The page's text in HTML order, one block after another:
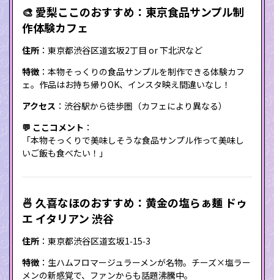
🎨 愛梨ここのおすすめ：東京食品サンプル制
作体験カフェ
住所 ：東京都渋谷区道玄坂2丁目 or 下北沢など
特徴 ：本物そっくりの食品サンプルを制作できる体験カフ
ェ。作品はお持ち帰りOK、インスタ映え間違いなし！
アクセス ：渋谷駅から徒歩圏（カフェにより異なる）
💬 ここコメント ：
「本物そっくりで美味しそうな食品サンプル作って美味し
いご飯も食べたい！」
🍜 久喜なほのおすすめ：黄金の塩らぁ麺 ドゥ
エ イタリアン 渋谷
住所 ：東京都渋谷区道玄坂1‑15‑3
特徴 ：生ハムフロマージュラーメンが名物。チーズ×塩ラー
メンの新感覚で、ファンからも話題沸騰中。